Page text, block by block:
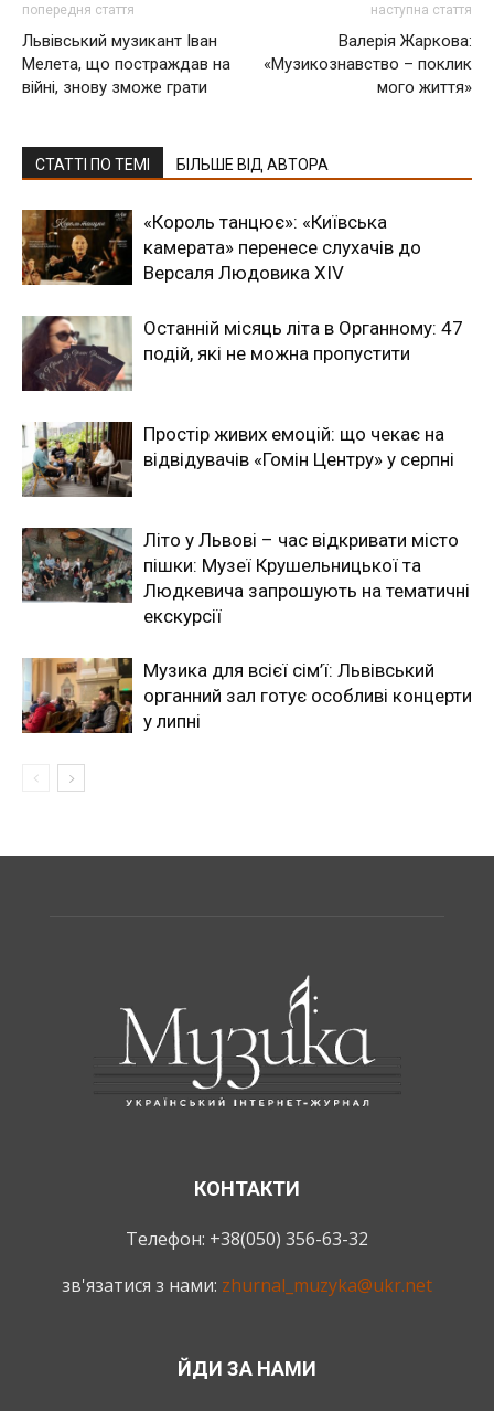
попередня стаття
Львівський музикант Іван
Мелета, що постраждав на
війні, знову зможе грати
наступна стаття
Валерія Жаркова:
«Музикознавство – поклик
мого життя»
СТАТТІ ПО ТЕМІ БІЛЬШЕ ВІД АВТОРА
«Король танцює»: «Київська
камерата» перенесе слухачів до
Версаля Людовика XIV
Останній місяць літа в Органному: 47
подій, які не можна пропустити
Простір живих емоцій: що чекає на
відвідувачів «Гомін Центру» у серпні
Літо у Львові – час відкривати місто
пішки: Музеї Крушельницької та
Людкевича запрошують на тематичні
екскурсії
Музика для всієї сім’ї: Львівський
органний зал готує особливі концерти
у липні
КОНТАКТИ
Телефон: +38(050) 356-63-32
зв'язатися з нами: zhurnal_muzyka@ukr.net
ЙДИ ЗА НАМИ